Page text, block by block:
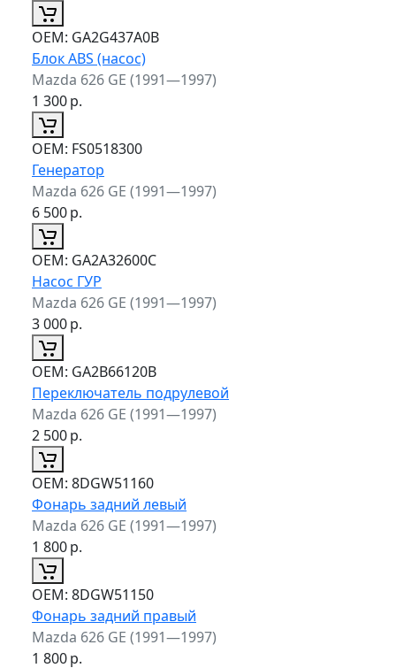
ОЕМ: GA2G437A0B
Блок ABS (насос)
Mazda 626 GE (1991—1997)
1 300р.
ОЕМ: FS0518300
Генератор
Mazda 626 GE (1991—1997)
6 500р.
ОЕМ: GA2A32600C
Насос ГУР
Mazda 626 GE (1991—1997)
3 000р.
ОЕМ: GA2B66120B
Переключатель подрулевой
Mazda 626 GE (1991—1997)
2 500р.
ОЕМ: 8DGW51160
Фонарь задний левый
Mazda 626 GE (1991—1997)
1 800р.
ОЕМ: 8DGW51150
Фонарь задний правый
Mazda 626 GE (1991—1997)
1 800р.